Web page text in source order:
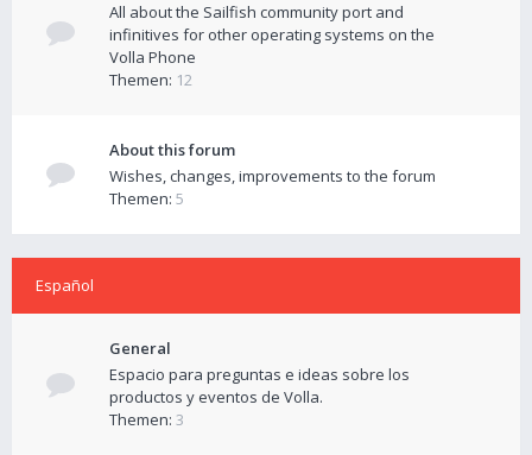
All about the Sailfish community port and
infinitives for other operating systems on the
Volla Phone
Themen: 12
About this forum
Wishes, changes, improvements to the forum
Themen: 5
Español
General
Espacio para preguntas e ideas sobre los
productos y eventos de Volla.
Themen: 3